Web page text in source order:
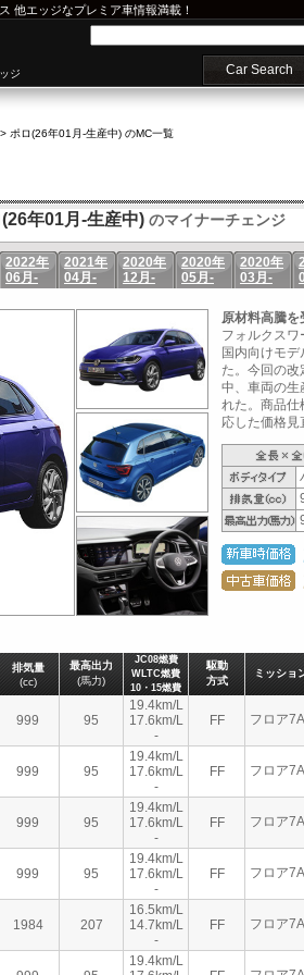
他エッジなプレミア車情報満載！
ジ Car Search
> ポロ(26年01月-生産中) のMC一覧
年01月-生産中) のマイナーチェンジ
2022年
06月-
2021年
04月-
2020年
12月-
2020年
05月-
2020年
03月-
原材料高騰を
フォルクス
国内向けモ
た。今回の改
中、車両の生
れた。商品仕
応した価格見
排気量
(cc)
最高出力
(馬力)
JC08燃費
WLTC燃費
10・15燃費
駆動
方式
ミッショ
999 95
19.4km/L
17.6km/L
-
FF フロア
999 95
19.4km/L
17.6km/L
-
FF フロア
999 95
19.4km/L
17.6km/L
-
FF フロア
999 95
19.4km/L
17.6km/L
-
FF フロア
1984 207
16.5km/L
14.7km/L
-
FF フロア
19.4km/L